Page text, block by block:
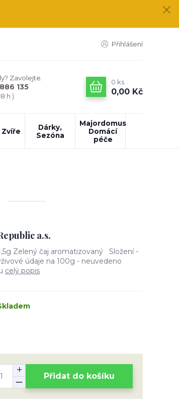
Přihlášení
Zavolejte.
135
h )
0 ks
0,00 Kč
Zvíře
Dárky,
Sezóna
Majordomus
Domácí
péče
a.s.
Zelený čaj aromatizovaný Složení -
údaje na 100g - neuvedeno
celý popis
Přidat do košíku